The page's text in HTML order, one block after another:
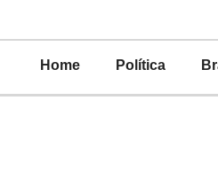
Home Política